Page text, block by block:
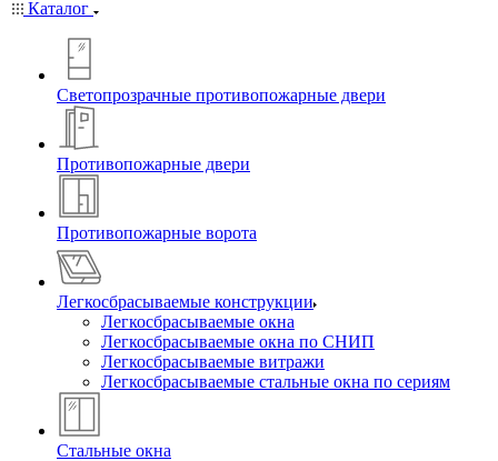
Каталог
Светопрозрачные противопожарные двери
Противопожарные двери
Противопожарные ворота
Легкосбрасываемые конструкции
Легкосбрасываемые окна
Легкосбрасываемые окна по СНИП
Легкосбрасываемые витражи
Легкосбрасываемые стальные окна по сериям
Стальные окна